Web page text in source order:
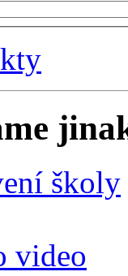
školy
video